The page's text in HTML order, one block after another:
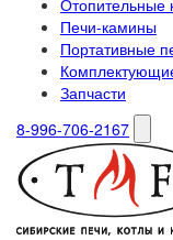
Отопительные
Печи-камины
Портативные
Запчасти
8-996-706-2167